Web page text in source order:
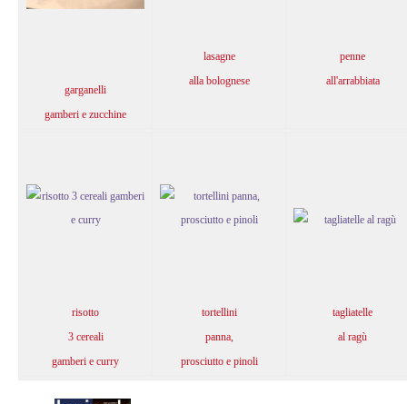
garganelli
gamberi e zucchine
lasagne
alla bolognese
penne
all'arrabbiata
risotto
3 cereali
gamberi e curry
tortellini
panna,
prosciutto e pinoli
tagliatelle
al ragù